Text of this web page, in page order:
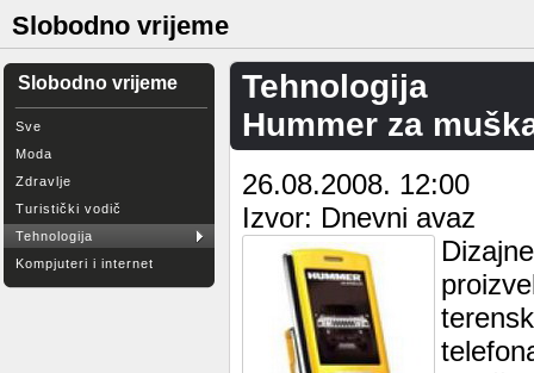
Slobodno vrijeme
Slobodno vrijeme
Sve
Moda
Zdravlje
Turistički vodič
Tehnologija
Kompjuteri i internet
Tehnologija
Hummer za
26.08.2008. 12:00
Izvor: Dnevni avaz